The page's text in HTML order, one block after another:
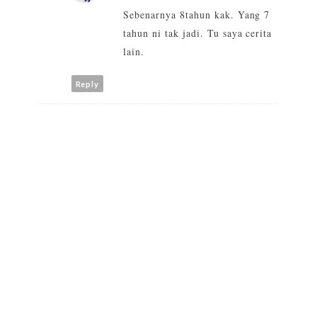
Sebenarnya 8tahun kak. Yang 7
tahun ni tak jadi. Tu saya cerita
lain.
Reply